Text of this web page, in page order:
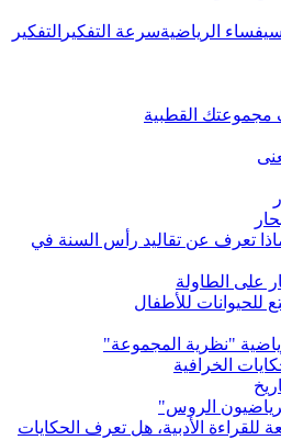
الرياضيةسرعة التفكير التفكير
القطبية
تعرف عن تقاليد رأس السنة في
على الطاولة
للحيوانات للأطفال
"نظرية المجموعة"
الخرافية
الروس"
للقراءة الأدبية، هل تعرف الحكايات